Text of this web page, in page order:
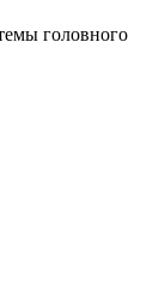
головного